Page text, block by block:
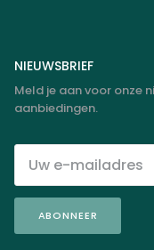
NIEUWSBRIEF
Meld je aan voor onze
aanbiedingen.
ABONNEER